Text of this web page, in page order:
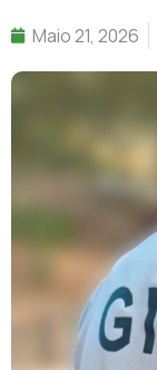
Maio 21, 2026